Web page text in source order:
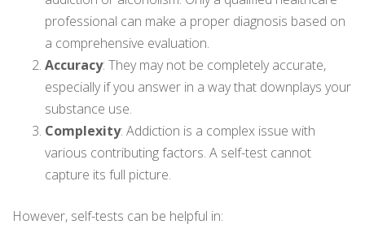
professional can make a proper diagnosis based on
a comprehensive evaluation.
Accuracy: They may not be completely accurate,
especially if you answer in a way that downplays your
substance use.
Complexity: Addiction is a complex issue with
various contributing factors. A self-test cannot
capture its full picture.
However, self-tests can be helpful in: